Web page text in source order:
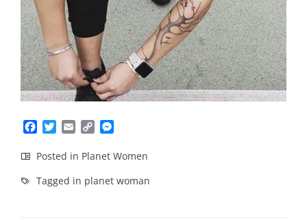
Facebook
TwitterEmailCopy
Posted in Planet Women
Tagged in planet woman